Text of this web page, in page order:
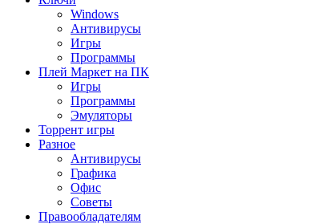
Windows
Антивирусы
Игры
Программы
Плей Маркет на ПК
Игры
Программы
Эмуляторы
Торрент игры
Разное
Антивирусы
Графика
Офис
Советы
Правообладателям